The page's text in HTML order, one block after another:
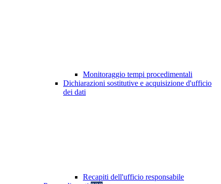
Monitoraggio tempi procedimentali
Dichiarazioni sostitutive e acquisizione d'ufficio
dei dati
Recapiti dell'ufficio responsabile